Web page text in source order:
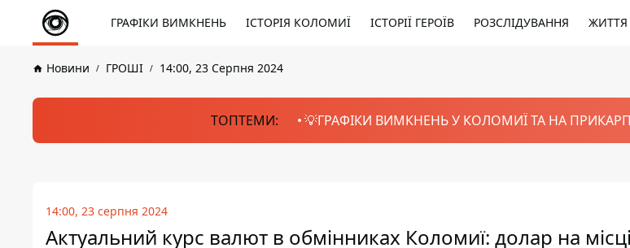
ГРАФІКИ ВИМКНЕНЬ ІСТОРІЯ КОЛОМИЇ ІСТОРІЇ ГЕРОЇВ РОЗСЛІДУВАННЯ ЖИТТЯ
Новини ГРОШІ 14:00, 23 Серпня 2024
ТОПТЕМИ: 💡ГРАФІКИ ВИМКНЕНЬ У КОЛОМИЇ ТА НА
14:00, 23 серпня 2024
Актуальний курс валют в обмінниках Коломиї: долар на